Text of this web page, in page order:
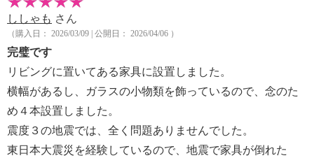
ししゃも さん
（購入日： 2026/03/09 | 公開日： 2026/04/06 ）
完璧です
リビングに置いてある家具に設置しました。
横幅があるし、ガラスの小物類を飾っているので、念のた
め４本設置しました。
震度３の地震では、全く問題ありませんでした。
東日本大震災を経験しているので、地震で家具が倒れた